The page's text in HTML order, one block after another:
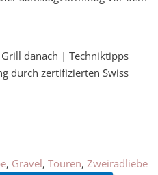
danach | Techniktipps
durch zertifizierten Swiss
, Gravel, Touren, Zweiradliebe